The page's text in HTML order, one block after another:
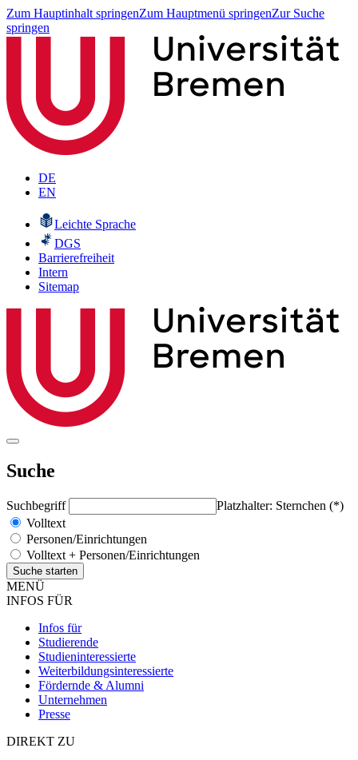
Zum Hauptinhalt springenZum Hauptmenü springenZur Suche
springen
DE
EN
Leichte Sprache
DGS
Barrierefreiheit
Intern
Sitemap
Suche
Suchbegriff
Platzhalter: Sternchen (*)
Volltext
Personen/Einrichtungen
Volltext + Personen/Einrichtungen
MENÜ
INFOS FÜR
Infos für
Studierende
Studieninteressierte
Weiterbildungsinteressierte
Fördernde & Alumni
Unternehmen
Presse
DIREKT ZU